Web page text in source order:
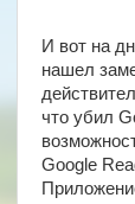
И вот на
нашел
что убил
Google